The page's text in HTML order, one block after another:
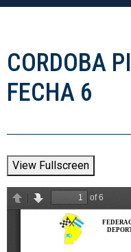
CORDOBA
FECHA 6
View Fullscreen